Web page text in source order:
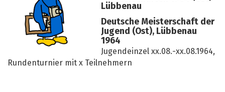
Lübbenau
Deutsche Meisterschaft der
Jugend (Ost), Lübbenau
1964
Jugendeinzel xx.08.-xx.08.1964,
Rundenturnier mit x Teilnehmern